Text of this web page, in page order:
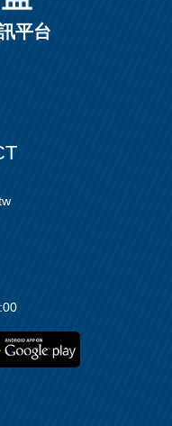
蒸氣溶劑清洗
平台